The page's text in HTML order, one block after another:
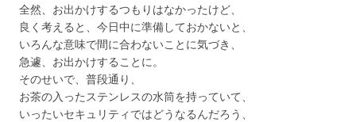
全然、お出かけするつもりはなかったけど、
良く考えると、今日中に準備しておかないと、
いろんな意味で間に合わないことに気づき、
急遽、お出かけすることに。
そのせいで、普段通り、
お茶の入ったステンレスの水筒を持っていて、
いったいセキュリティではどうなるんだろう、